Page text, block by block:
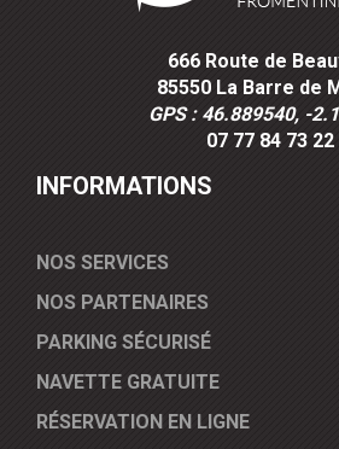
666 Route de
85550 La Barre de
GPS : 46.889540, -
07 77 84 73 22
INFORMATIONS
NOS SERVICES
NOS PARTENAIRES
PARKING SÉCURISÉ
NAVETTE GRATUITE
RÉSERVATION EN LIGNE